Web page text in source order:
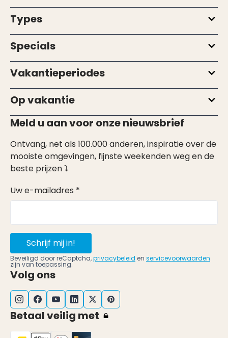
Types
Specials
Vakantieperiodes
Op vakantie
Meld u aan voor onze nieuwsbrief
Ontvang, net als 100.000 anderen, inspiratie over de
mooiste omgevingen, fijnste weekenden weg en de
beste prijzen ⤵
Uw e-mailadres *
Schrijf mij in!
Beveiligd door reCaptcha,privacybeleid en servicevoorwaarden
zijn van toepassing.
Volg ons
Betaal veilig met